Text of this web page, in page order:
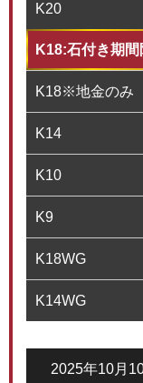
K20
K18:石付き期
K18※地金のみ
K14
K10
K9
K18WG
K14WG
2025年10月